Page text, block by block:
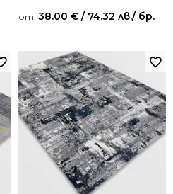
от: 38.00 € / 74.32 лв./ бр.